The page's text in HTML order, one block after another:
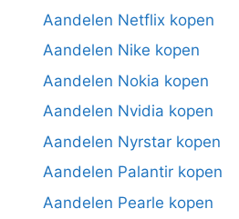
Aandelen Netflix kopen
Aandelen Nike kopen
Aandelen Nokia kopen
Aandelen Nvidia kopen
Aandelen Nyrstar kopen
Aandelen Palantir kopen
Aandelen Pearle kopen